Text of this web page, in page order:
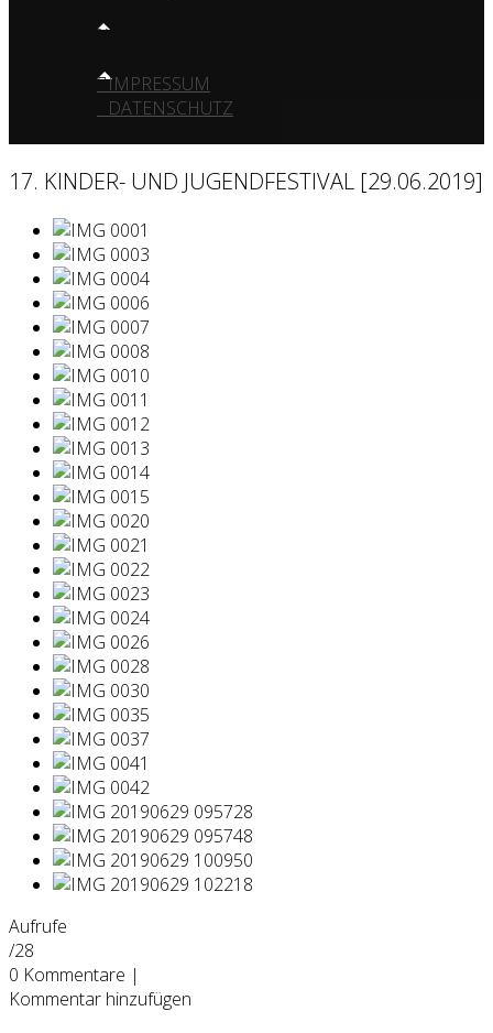
KONTAKT
IMPRESSUM
DATENSCHUTZ
17. KINDER- UND JUGENDFESTIVAL [29.06.2019]
Aufrufe
/28
0 Kommentare |
Kommentar hinzufügen